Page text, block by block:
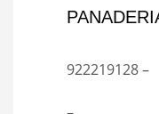
922219128 –